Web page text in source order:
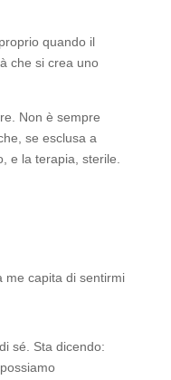
quando il
che si crea uno
Non è sempre
se esclusa a
e la terapia, sterile.
me capita di sentirmi
sé. Sta dicendo: